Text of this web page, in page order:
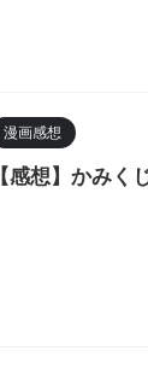
漫画感想
【感想】かみく